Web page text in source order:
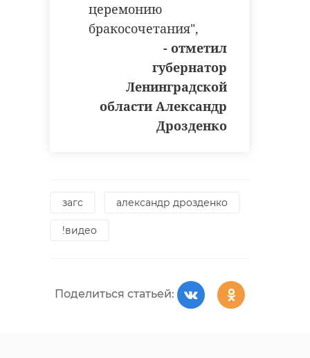
церемонию
бракосочетания",
- отметил
губернатор
Ленинградской
области Александр
Дрозденко
загс александр дрозденко
!видео
Поделиться статьей: